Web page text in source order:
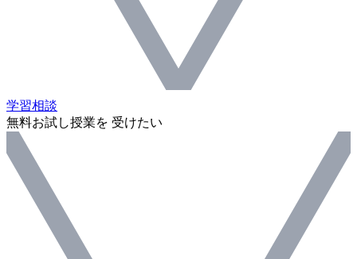
学習相談
無料お試し授業を 受けたい